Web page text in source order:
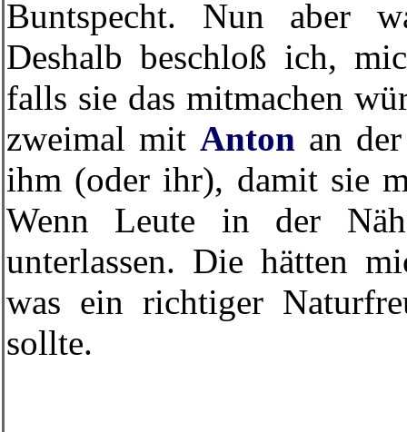
Buntspecht. Nun aber
Deshalb beschloß ich,
falls sie das mitmachen
zweimal mit Anton an
ihm (oder ihr), damit sie
Wenn Leute in der
unterlassen. Die hätten
was ein richtiger
sollte.